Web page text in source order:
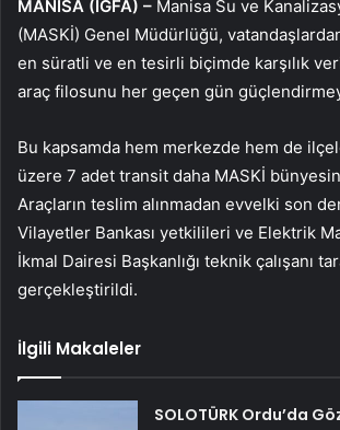
MANİSA (İGFA) – Manisa Su ve
(MASKİ) Genel Müdürlüğü,
en süratli ve en tesirli biçimde karşılık
araç filosunu her geçen gün
Bu kapsamda hem merkezde hem de
üzere 7 adet transit daha MASKİ
Araçların teslim alınmadan evvelki son
Vilayetler Bankası yetkilileri ve Elektrik
İkmal Dairesi Başkanlığı teknik çalışanı
gerçekleştirildi.
İlgili Makaleler
SOLOTÜRK Ordu’da